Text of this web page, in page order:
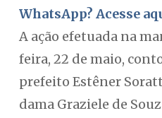
WhatsApp? Acesse
A ação efetuada na
feira, 22 de maio,
prefeito Estêner
dama Graziele de